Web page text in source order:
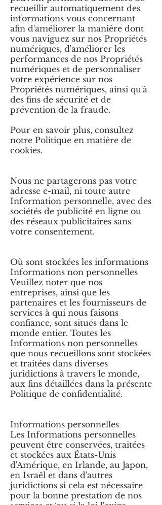
recueillir automatiquement des
informations vous concernant
afin d'améliorer la manière dont
vous naviguez sur nos Propriétés
numériques, d'améliorer les
performances de nos Propriétés
numériques et de personnaliser
votre expérience sur nos
Propriétés numériques, ainsi qu'à
des fins de sécurité et de
prévention de la fraude.
Pour en savoir plus, consultez
notre Politique en matière de
cookies.
Nous ne partagerons pas votre
adresse e-mail, ni toute autre
Information personnelle, avec des
sociétés de publicité en ligne ou
des réseaux publicitaires sans
votre consentement.
Où sont stockées les informations
Informations non personnelles
Veuillez noter que nos
entreprises, ainsi que les
partenaires et les fournisseurs de
services à qui nous faisons
confiance, sont situés dans le
monde entier. Toutes les
Informations non personnelles
que nous recueillons sont stockées
et traitées dans diverses
juridictions à travers le monde,
aux fins détaillées dans la présente
Politique de confidentialité.
Informations personnelles
Les Informations personnelles
peuvent être conservées, traitées
et stockées aux États-Unis
d'Amérique, en Irlande, au Japon,
en Israël et dans d'autres
juridictions si cela est nécessaire
pour la bonne prestation de nos